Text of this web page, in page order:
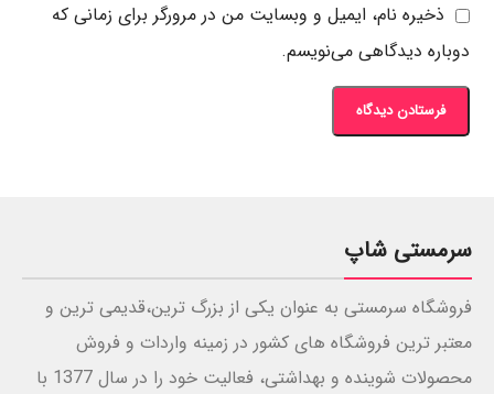
ذخیره نام، ایمیل و وبسایت من در مرورگر برای زمانی که
دوباره دیدگاهی می‌نویسم.
سرمستی شاپ
فروشگاه سرمستی به عنوان یکی از بزرگ ترین،قدیمی ترین و
معتبر ترین فروشگاه های کشور در زمینه واردات و فروش
محصولات شوینده و بهداشتی، فعالیت خود را در سال 1377 با